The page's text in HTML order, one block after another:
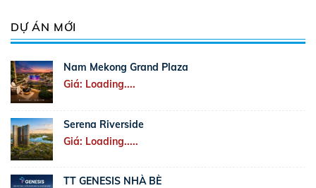
DỰ ÁN MỚI
Nam Mekong Grand Plaza
Giá: Loading....
Serena Riverside
Giá: Loading.....
TT GENESIS NHÀ BÈ